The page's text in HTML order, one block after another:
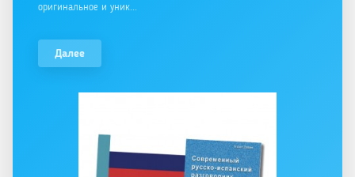
оригинальное и уник...
Далее